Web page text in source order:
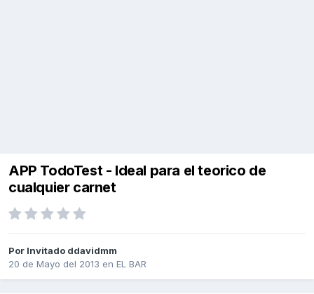
APP TodoTest - Ideal para el teorico de
cualquier carnet
Por Invitado ddavidmm
20 de Mayo del 2013 en EL BAR